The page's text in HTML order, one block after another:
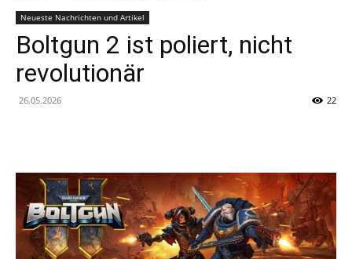
Neueste Nachrichten und Artikel
Boltgun 2 ist poliert, nicht
revolutionär
26.05.2026 22